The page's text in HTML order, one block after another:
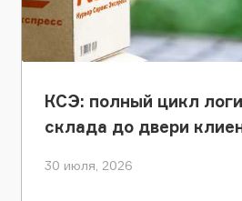
КСЭ: полный цикл
склада до двери
30 июля, 2026